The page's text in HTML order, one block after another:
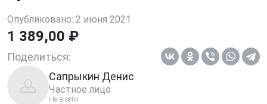
Опубликовано: 2 июня 2021
1 389,00 ₽
Поделиться:
Сапрыкин Денис
Частное лицо
Не в сети